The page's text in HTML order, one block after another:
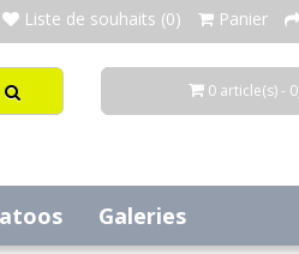
Liste de souhaits (0) Panier
0 article(s) -
Galeries